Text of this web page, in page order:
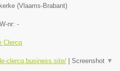
(Vlaams-Brabant)
nr: -
Clercq
clercq.business.site/ Screenshot ▼